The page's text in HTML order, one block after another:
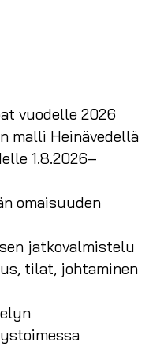
vuodelle 2026
malli Heinävedellä
1.8.2026–
omaisuuden
jatkovalmistelu
tilat, johtaminen